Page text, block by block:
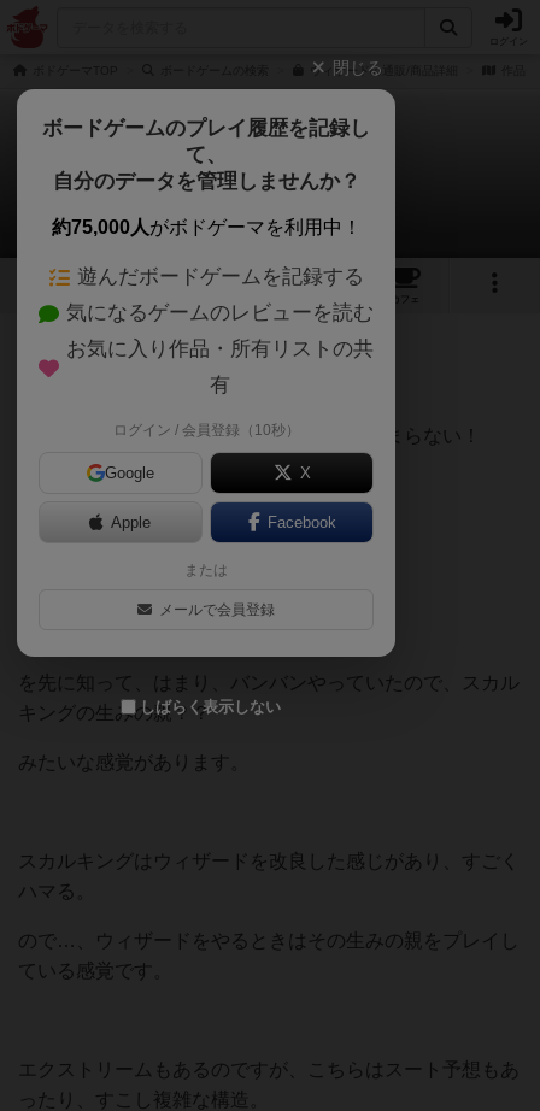
ウィザードの通販/商品詳細
ウィザード
おざかつ大魔王さんのレビュー
7 5
カフェ
803名 5名 0 8年弱前
トリックテイキングゲーム好きな人にはたまらない！
トリテの王道を感じるゲームです。
と、言いつつも・・・
を先に知って、はまり、バンバンやっていたので、スカル
キングの生みの親？？
みたいな感覚があります。
スカルキングはウィザードを改良した感じがあり、すごく
ハマる。
ので…、ウィザードをやるときはその生みの親をプレイし
ている感覚です。
エクストリームもあるのですが、こちらはスート予想もあ
ったり、すこし複雑な構造。
閉じる
ボードゲームのプレイ履歴を記録し
て、
自分のデータを管理しませんか？
約75,000人がボドゲーマを利用中！
遊んだボードゲームを記録する
気になるゲームのレビューを読む
お気に入り作品・所有リストの共
有
ログイン / 会員登録（10秒）
Google X
Apple Facebook
または
メールで会員登録
しばらく表示しない